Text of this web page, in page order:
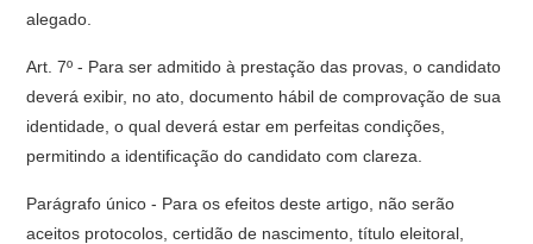
alegado.
Art. 7º - Para ser admitido à prestação das provas, o candidato
deverá exibir, no ato, documento hábil de comprovação de sua
identidade, o qual deverá estar em perfeitas condições,
permitindo a identificação do candidato com clareza.
Parágrafo único - Para os efeitos deste artigo, não serão
aceitos protocolos, certidão de nascimento, título eleitoral,